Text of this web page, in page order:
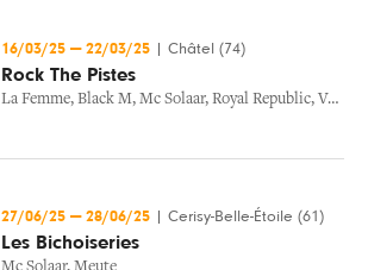
16/03/25 — 22/03/25 Châtel (74)
Rock The Pistes
La Femme, Black M, Mc Solaar, Royal Republic, Vald
27/06/25 — 28/06/25 Cerisy-Belle-Étoile (61)
Les Bichoiseries